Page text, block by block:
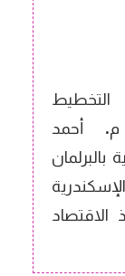
م. أحمد
بالبرلمان
الاقتصاد